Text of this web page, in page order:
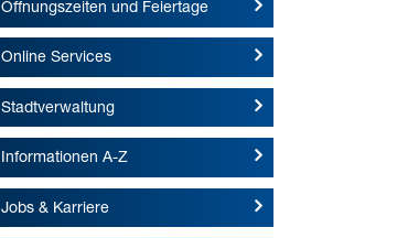
Öffnungszeiten und Feiertage
Online Services
Stadtverwaltung
Informationen A-Z
Jobs & Karriere